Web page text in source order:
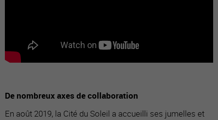
De nombreux axes de collaboration
En août 2019, la Cité du Soleil a accueilli ses jumelles et